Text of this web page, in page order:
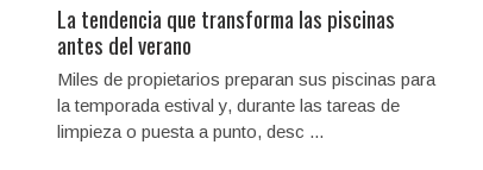
La tendencia que transforma las piscinas
antes del verano
Miles de propietarios preparan sus piscinas para
la temporada estival y, durante las tareas de
limpieza o puesta a punto, desc ...